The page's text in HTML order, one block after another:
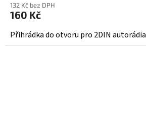
132 Kč bez DPH
160 Kč
Přihrádka do otvoru pro 2DIN autorádia